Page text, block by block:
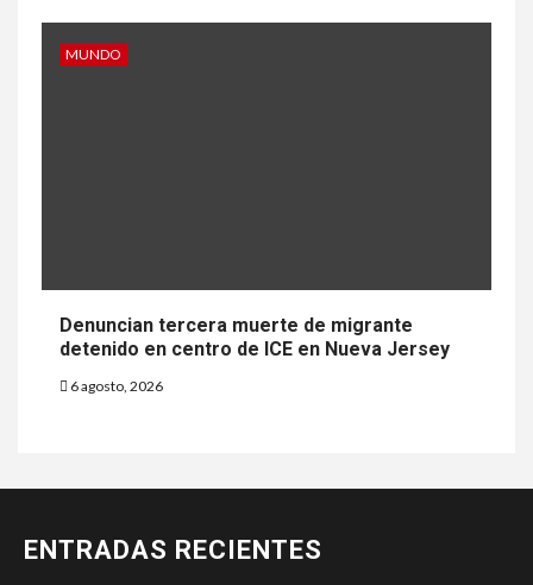
MUNDO
Denuncian tercera muerte de migrante
detenido en centro de ICE en Nueva Jersey
6 agosto, 2026
ENTRADAS RECIENTES